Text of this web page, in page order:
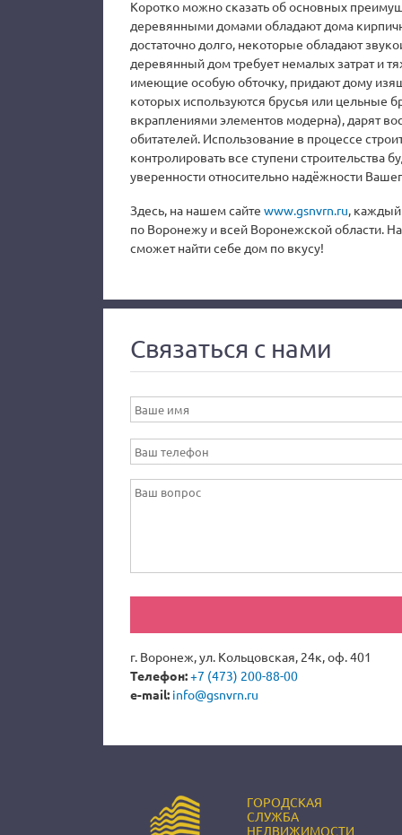
Коротко можно сказать об основных
деревянными домами обладают дома
достаточно долго, некоторые обладают
деревянный дом требует немалых затрат и
имеющие особую обточку, придают дому
которых используются брусья или цельные
вкраплениями элементов модерна), дарят
обитателей. Использование в процессе
контролировать все ступени строительства
уверенности относительно надёжности
Здесь, на нашем сайте www.gsnvrn.ru,
по Воронежу и всей Воронежской области.
сможет найти себе дом по вкусу!
Связаться с нами
г. Воронеж, ул. Кольцовская, 24к, оф. 401
Телефон:+7 (473) 200-88-00
e-mail: info@gsnvrn.ru
ГОРОДСКАЯ
СЛУЖБА
НЕДВИЖИМОСТИ